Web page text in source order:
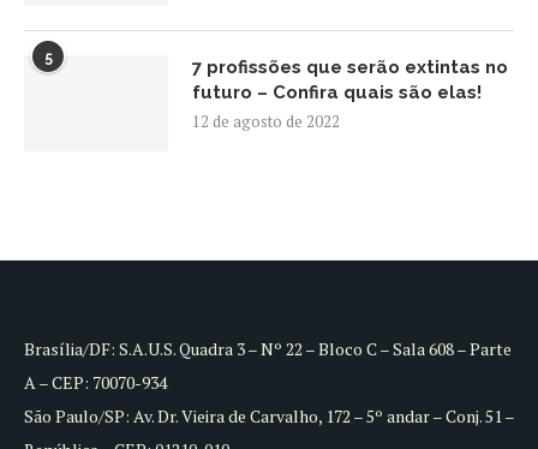
5
7 profissões que serão extintas no
futuro – Confira quais são elas!
12 de agosto de 2022
Brasília/DF: S.A.U.S. Quadra 3 – Nº 22 – Bloco C – Sala 608 – Parte
A – CEP: 70070-934
São Paulo/SP: Av. Dr. Vieira de Carvalho, 172 – 5º andar – Conj. 51 –